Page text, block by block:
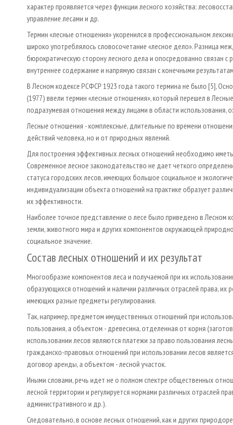
характер проявляется через функции лесного хозяйства:
управление лесами и др.
Термин «лесные отношения» укоренился в профессиональном
широко употреблялось словосочетание «лесное дело». Разница
бюрократическую сторону лесного дела и опосредованно связан с
внутреннее содержание и напрямую связан с конечными
В Лесном кодексе РСФСР 1923 года такого термина не было [5],
(1977) ввели термин «лесные отношения», который перешел в
подразумевая отношения между лицами в области использования,
Лесные отношения - комплексные, длительные по времени
действий человека, но и от природных явлений.
Для построения эффективных лесных отношений необходимо
Современное лесное законодательство не дает четкого
статуса городских лесов, имеющих большое социальное и
индивидуализации объекта отношений на практике образует
их эффективности.
Наиболее точное представление о лесе было приведено в Лесном
земли, животного мира и других компонентов окружающей
социальное значение.
Состав лесных отношений и их результат
Многообразие компонентов леса и получаемой при их
образующихся отношений и наличии различных отраслей права, их
имеющих разные предметы регулирования.
Так, например, предметом имущественных отношений при
пользования, а объектом - древесина, отделенная от корня
использовании лесов являются платежи за право пользования
гражданско-правовых отношений при использовании лесов
договор аренды, а объектом - лесной участок.
Иными словами, речь идет не о полном спектре общественных
лесной территории и регулируется нормами различных отраслей
административного и др.).
Следовательно, в основе лесных отношений, как и других